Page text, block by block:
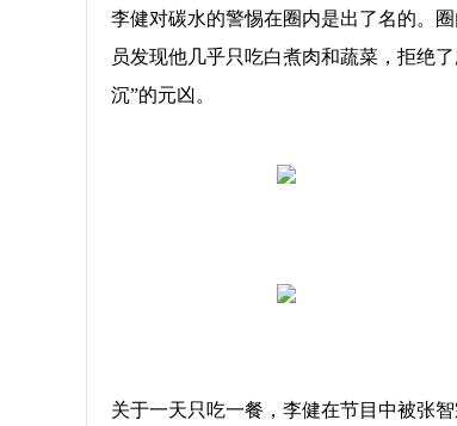
李健对碳水的警惕在圈内是出了名的。
员发现他几乎只吃白煮肉和蔬菜，拒绝
沉”的元凶。
关于一天只吃一餐，李健在节目中被张